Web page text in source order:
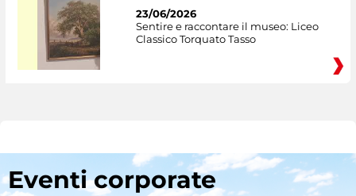
23/06/2026
Sentire e raccontare il museo: Liceo
Classico Torquato Tasso
Eventi corporate